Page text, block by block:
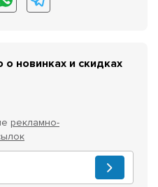
новинках и скидках
рекламно-